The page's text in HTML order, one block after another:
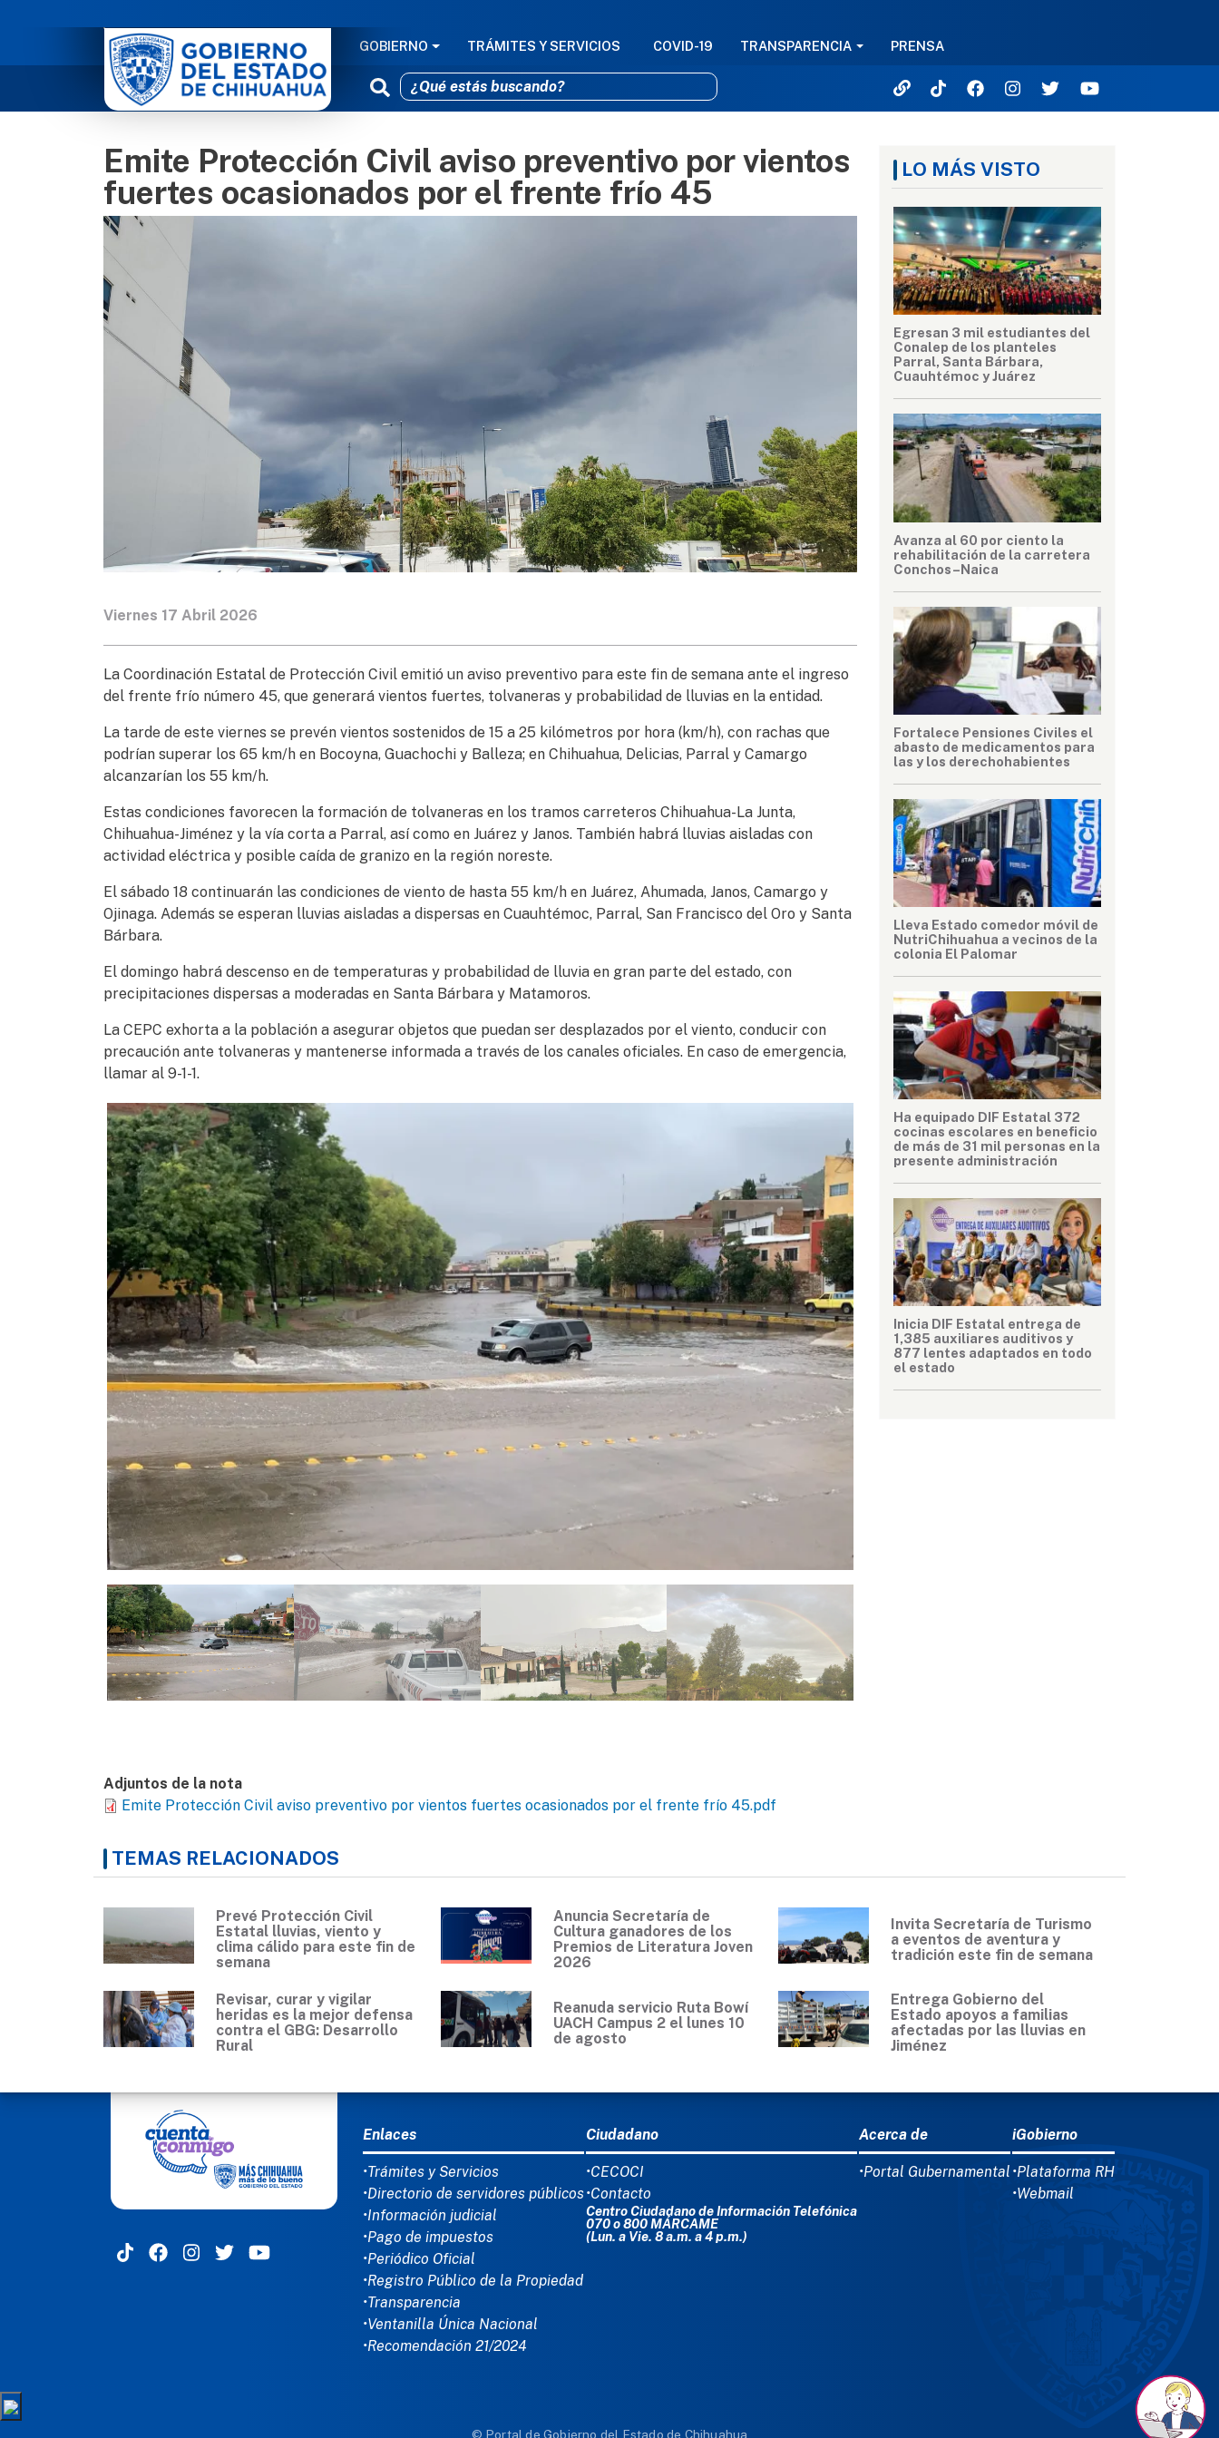
Pasar al contenido principal
NAVEGACIÓN PRINCIPAL
GOBIERNO TRÁMITES Y SERVICIOS COVID-19 TRANSPARENCIA PRENSA
Emite Protección Civil aviso preventivo por vientos
fuertes ocasionados por el frente frío 45
Viernes 17 Abril 2026
La Coordinación Estatal de Protección Civil emitió un aviso preventivo para este fin de semana ante el ingreso
del frente frío número 45, que generará vientos fuertes, tolvaneras y probabilidad de lluvias en la entidad.
La tarde de este viernes se prevén vientos sostenidos de 15 a 25 kilómetros por hora (km/h), con rachas que
podrían superar los 65 km/h en Bocoyna, Guachochi y Balleza; en Chihuahua, Delicias, Parral y Camargo
alcanzarían los 55 km/h.
Estas condiciones favorecen la formación de tolvaneras en los tramos carreteros Chihuahua-La Junta,
Chihuahua-Jiménez y la vía corta a Parral, así como en Juárez y Janos. También habrá lluvias aisladas con
actividad eléctrica y posible caída de granizo en la región noreste.
El sábado 18 continuarán las condiciones de viento de hasta 55 km/h en Juárez, Ahumada, Janos, Camargo y
Ojinaga. Además se esperan lluvias aisladas a dispersas en Cuauhtémoc, Parral, San Francisco del Oro y Santa
Bárbara.
El domingo habrá descenso en de temperaturas y probabilidad de lluvia en gran parte del estado, con
precipitaciones dispersas a moderadas en Santa Bárbara y Matamoros.
La CEPC exhorta a la población a asegurar objetos que puedan ser desplazados por el viento, conducir con
precaución ante tolvaneras y mantenerse informada a través de los canales oficiales. En caso de emergencia,
llamar al 9-1-1.
Adjuntos de la nota
Emite Protección Civil aviso preventivo por vientos fuertes ocasionados por el frente frío 45.pdf
LO MÁS VISTO
Egresan 3 mil estudiantes del
Conalep de los planteles
Parral, Santa Bárbara,
Cuauhtémoc y Juárez
Avanza al 60 por ciento la
rehabilitación de la carretera
Conchos–Naica
Fortalece Pensiones Civiles el
abasto de medicamentos para
las y los derechohabientes
Lleva Estado comedor móvil de
NutriChihuahua a vecinos de la
colonia El Palomar
Ha equipado DIF Estatal 372
cocinas escolares en beneficio
de más de 31 mil personas en la
presente administración
Inicia DIF Estatal entrega de
1,385 auxiliares auditivos y
877 lentes adaptados en todo
el estado
TEMAS RELACIONADOS
Prevé Protección Civil
Estatal lluvias, viento y
clima cálido para este fin de
semana
Anuncia Secretaría de
Cultura ganadores de los
Premios de Literatura Joven
2026
Invita Secretaría de Turismo
a eventos de aventura y
tradición este fin de semana
Revisar, curar y vigilar
heridas es la mejor defensa
contra el GBG: Desarrollo
Rural
Reanuda servicio Ruta Bowí
UACH Campus 2 el lunes 10
de agosto
Entrega Gobierno del
Estado apoyos a familias
afectadas por las lluvias en
Jiménez
MENÚ DEL PIE
Enlaces
•Trámites y Servicios
•Directorio de servidores públicos
•Información judicial
•Pago de impuestos
•Periódico Oficial
•Registro Público de la Propiedad
•Transparencia
•Ventanilla Única Nacional
•Recomendación 21/2024
Ciudadano
•CECOCI
•Contacto
Centro Ciudadano de Información Telefónica
070 o 800 MÁRCAME
(Lun. a Vie. 8 a.m. a 4 p.m.)
Acerca de
•Portal Gubernamental
iGobierno
•Plataforma RH
•Webmail
© Portal de Gobierno del Estado de Chihuahua